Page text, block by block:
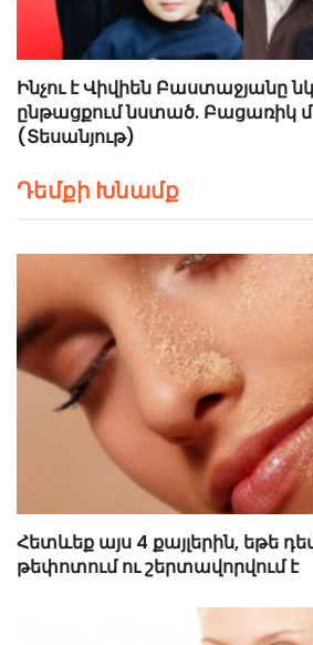
Ինչու է Վիվիեն Բաստաջյանը
ընթացքում նստած. Բացառիկ
(Տեսանյութ)
Դեմքի Խնամք
Հետևեք այս 4 քայլերին, եթե
թեփոտում ու շերտավորվում է